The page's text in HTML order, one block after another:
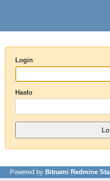
Login
Hasło
Powered by Bitnami Redmine